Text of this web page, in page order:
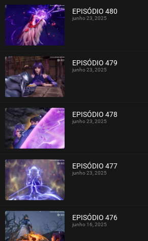
EPISÓDIO 480
junho 23, 2025
EPISÓDIO 479
junho 23, 2025
EPISÓDIO 478
junho 23, 2025
EPISÓDIO 477
junho 23, 2025
EPISÓDIO 476
junho 16, 2025